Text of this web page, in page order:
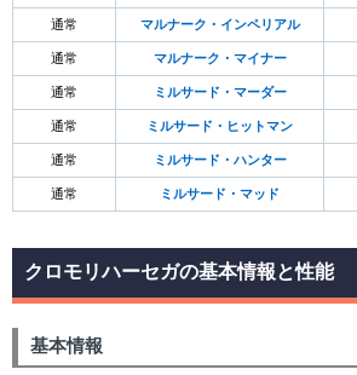
通常 マルナーク・インペリアル
通常 マルナーク・マイナー
通常 ミルサード・マーダー
通常 ミルサード・ヒットマン
通常 ミルサード・ハンター
通常 ミルサード・マッド
クロモリハーセガの基本情報と性能
基本情報